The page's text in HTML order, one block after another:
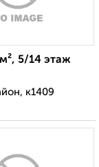
5/14 этаж
к1409